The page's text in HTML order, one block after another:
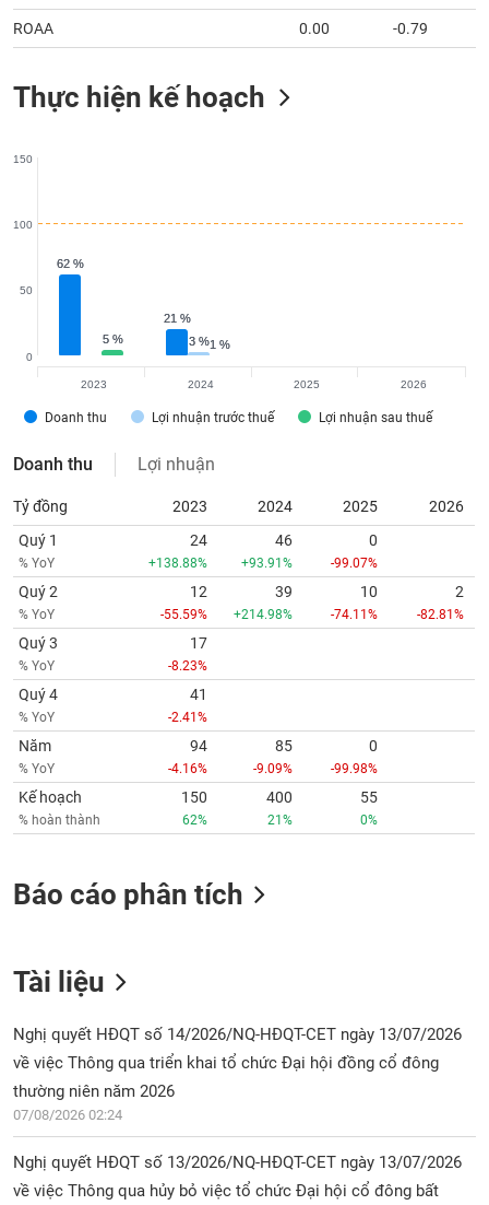
ROAA 0.00 -0.79
Thực hiện kế hoạch
62 %
62 %
21 %
21 %
3 %
3 %
5 %
5 % 1 %
1 %
Doanh thu Lợi nhuận trước thuế Lợi nhuận sau thuế
0
50
100
150
2023 2024 2025 2026
Doanh thu Lợi nhuận
Tỷ đồng 2023 2024 2025
2026
Quý 1
% YoY
24
+138.88%
46
+93.91%
0
-99.07%
Quý 2
% YoY
12
-55.59%
39
+214.98%
10
-74.11%
2
-82.81%
Quý 3
% YoY
17
-8.23%
Quý 4
% YoY
41
-2.41%
Năm
% YoY
94
-4.16%
85
-9.09%
0
-99.98%
Kế hoạch
% hoàn thành
150
62%
400
21%
55
0%
Báo cáo phân tích
Tài liệu
Nghị quyết HĐQT số 14/2026/NQ-HĐQT-CET ngày 13/07/2026
về việc Thông qua triển khai tổ chức Đại hội đồng cổ đông
thường niên năm 2026
07/08/2026 02:24
Nghị quyết HĐQT số 13/2026/NQ-HĐQT-CET ngày 13/07/2026
về việc Thông qua hủy bỏ việc tổ chức Đại hội cổ đông bất